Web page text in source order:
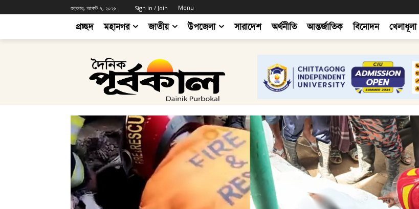
শুক্রবার, আগস্ট ৭, ২০২৬ Sign in / Join Menu
প্রচ্ছদ মহানগর জাতীয় উপজেলা সারাদেশ অর্থনীতি আন্তর্জাতিক বিনোদন খেলাধূলা